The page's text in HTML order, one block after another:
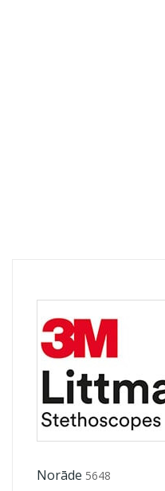
Norāde 5648